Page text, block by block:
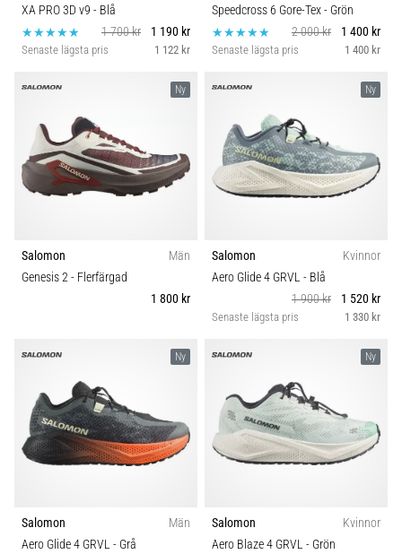
XA PRO 3D v9 - Blå
1 700 kr
1 190 kr
Senaste lägsta pris 1 122 kr
Speedcross 6 Gore-Tex- Grön
2 000 kr
1 400 kr
Senaste lägsta pris 1 400 kr
Ny
Salomon
Män
Genesis 2- Flerfärgad
1 800 kr
Ny
Salomon
Kvinnor
Aero Glide 4 GRVL - Blå
1 900 kr
1 520 kr
Senaste lägsta pris 1 330 kr
Ny
Salomon
Män
Aero Glide 4 GRVL - Grå
Ny
Salomon
Kvinnor
Aero Blaze 4 GRVL - Grön